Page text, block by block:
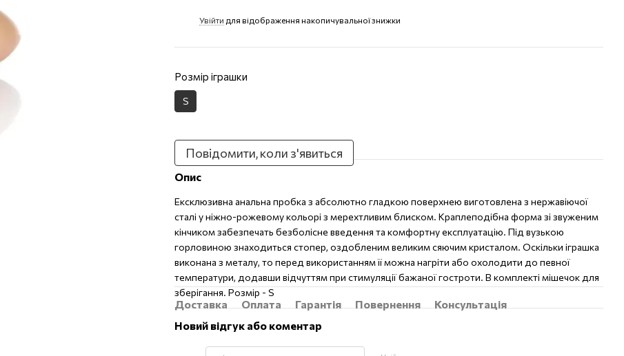
Увійти для відображення накопичувальної знижки
Розмір іграшки
S
Повідомити, коли з'явиться
Опис
Ексклюзивна анальна пробка з абсолютно гладкою поверхнею виготовлена з нержавіючої
сталі у ніжно-рожевому кольорі з мерехтливим блиском. Краплеподібна форма зі звуженим
кінчиком забезпечать безболісне введення та комфортну експлуатацію. Під вузькою
горловиною знаходиться стопер, оздобленим великим сяючим кристалом. Оскільки іграшка
виконана з металу, то перед використанням її можна нагріти або охолодити до певної
температури, додавши відчуттям при стимуляції бажаної гостроти. В комплекті мішечок для
зберігання. Розмір - S
Доставка Оплата Гарантія Повернення
Консультація
Новий відгук або коментар